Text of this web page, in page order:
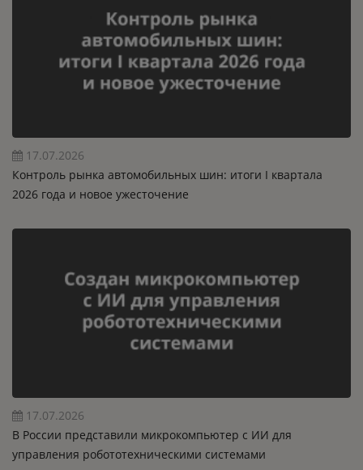
17.07.2026
Контроль рынка автомобильных шин: итоги I квартала
2026 года и новое ужесточение
17.07.2026
В России представили микрокомпьютер с ИИ для
управления робототехническими системами